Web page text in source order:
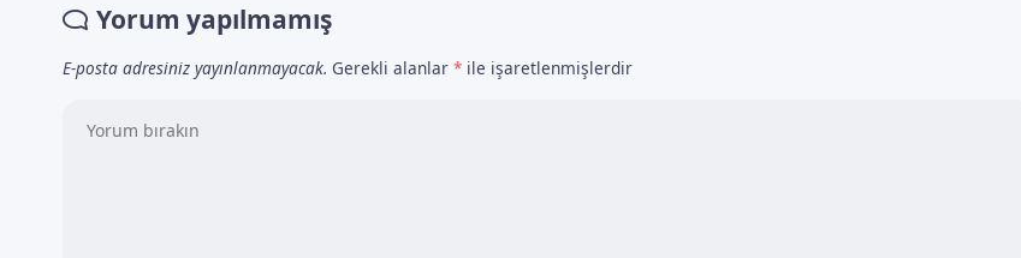
Yorum yapılmamış
E-posta adresiniz yayınlanmayacak. Gerekli alanlar * ile işaretlenmişlerdir